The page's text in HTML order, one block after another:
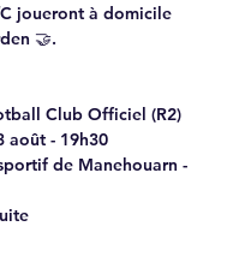
joueront à domicile
🤝.
Club Officiel (R2)
août - 19h30
de Manehouarn -